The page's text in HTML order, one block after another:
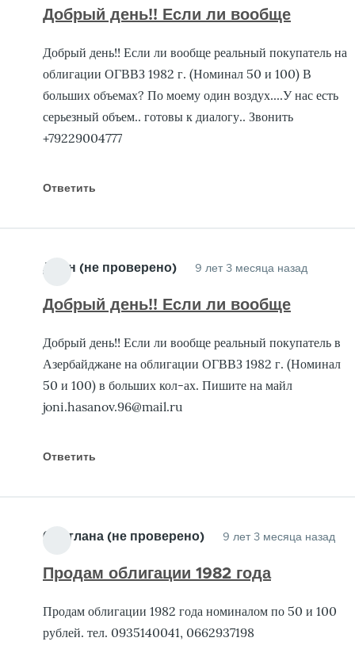
Добрый день!! Если ли вообще
Добрый день!! Если ли вообще реальный покупатель на
облигации ОГВВЗ 1982 г. (Номинал 50 и 100) В
больших объемах? По моему один воздух....У нас есть
серьезный объем.. готовы к диалогу.. Звонить
+79229004777
Ответить
Джон (не проверено) 9 лет 3 месяца назад
Добрый день!! Если ли вообще
Добрый день!! Если ли вообще реальный покупатель в
Азербайджане на облигации ОГВВЗ 1982 г. (Номинал
50 и 100) в больших кол-ах. Пишите на майл
joni.hasanov.96@mail.ru
Ответить
Светлана (не проверено) 9 лет 3 месяца назад
Продам облигации 1982 года
Продам облигации 1982 года номиналом по 50 и 100
рублей. тел. 0935140041, 0662937198